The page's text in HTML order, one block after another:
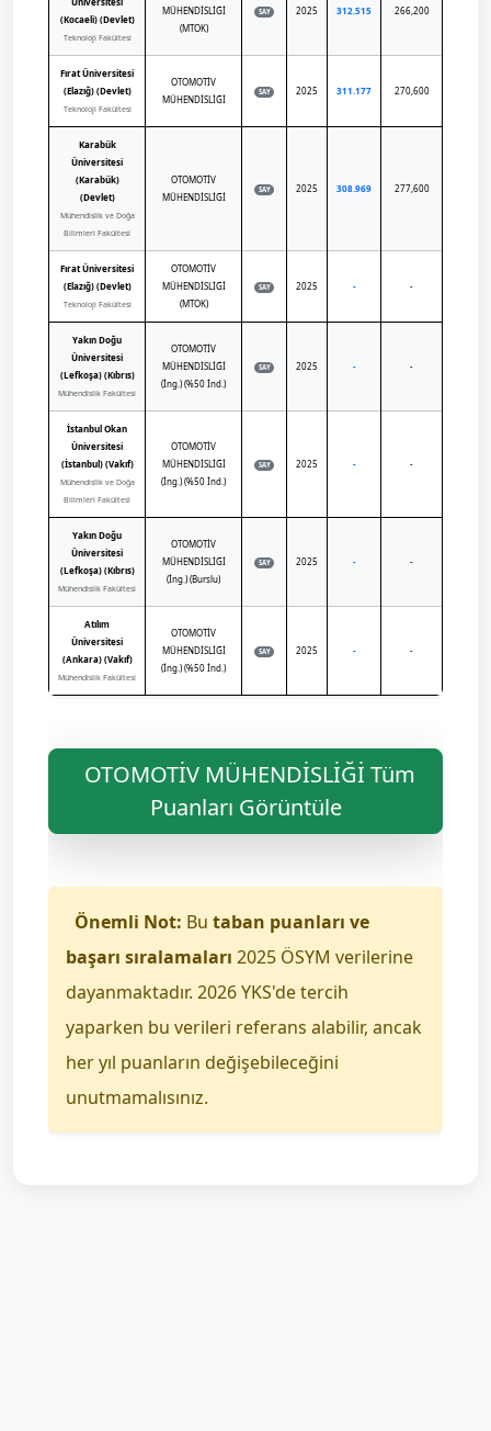
(Kocaeli) (Devlet)
Teknoloji Fakültesi
MÜHENDİSLİĞİ
(MTOK)
SAY 2025 312.515 266,200
Fırat Üniversitesi
(Elazığ) (Devlet)
Teknoloji Fakültesi
OTOMOTİV
MÜHENDİSLİĞİ
SAY 2025 311.177 270,600
Karabük
Üniversitesi
(Karabük)
(Devlet)
Mühendislik ve Doğa
Bilimleri Fakültesi
OTOMOTİV
MÜHENDİSLİĞİ
SAY 2025 308.969 277,600
Fırat Üniversitesi
(Elazığ) (Devlet)
Teknoloji Fakültesi
OTOMOTİV
MÜHENDİSLİĞİ
(MTOK)
SAY 2025 - -
Yakın Doğu
Üniversitesi
(Lefkoşa) (Kıbrıs)
Mühendislik Fakültesi
OTOMOTİV
MÜHENDİSLİĞİ
(İng.) (%50 İnd.)
SAY 2025 - -
İstanbul Okan
Üniversitesi
(İstanbul) (Vakıf)
Mühendislik ve Doğa
Bilimleri Fakültesi
OTOMOTİV
MÜHENDİSLİĞİ
(İng.) (%50 İnd.)
SAY 2025 - -
Yakın Doğu
Üniversitesi
(Lefkoşa) (Kıbrıs)
Mühendislik Fakültesi
OTOMOTİV
MÜHENDİSLİĞİ
(İng.) (Burslu)
SAY 2025 - -
Atılım
Üniversitesi
(Ankara) (Vakıf)
Mühendislik Fakültesi
OTOMOTİV
MÜHENDİSLİĞİ
(İng.) (%50 İnd.)
SAY 2025 - -
OTOMOTİV MÜHENDİSLİĞİ Tüm
Puanları Görüntüle
Önemli Not: Bu taban puanları ve
başarı sıralamaları 2025 ÖSYM verilerine
dayanmaktadır. 2026 YKS'de tercih
yaparken bu verileri referans alabilir, ancak
her yıl puanların değişebileceğini
unutmamalısınız.